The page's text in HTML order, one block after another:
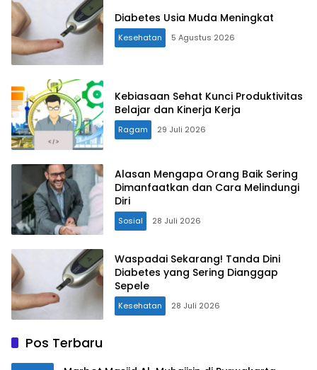
Diabetes Usia Muda Meningkat
Kesehatan 5 Agustus 2026
Kebiasaan Sehat Kunci Produktivitas
Belajar dan Kinerja Kerja
Ragam 29 Juli 2026
Alasan Mengapa Orang Baik Sering
Dimanfaatkan dan Cara Melindungi
Diri
Sosial 28 Juli 2026
Waspadai Sekarang! Tanda Dini
Diabetes yang Sering Dianggap
Sepele
Kesehatan 28 Juli 2026
Pos Terbaru